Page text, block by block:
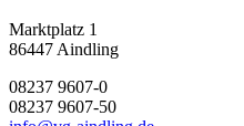
Marktplatz 1
86447 Aindling
08237 9607-0
08237 9607-50